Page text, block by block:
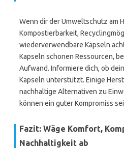
Wenn dir der Umweltschutz am
Kompostierbarkeit,
wiederverwendbare Kapseln
Kapseln schonen Ressourcen,
Aufwand. Informiere dich, ob
Kapseln unterstützt. Einige
nachhaltige Alternativen zu
können ein guter Kompromiss
Fazit: Wäge Komfort,
Nachhaltigkeit ab